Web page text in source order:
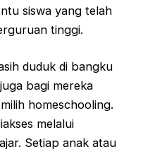
siswa yang telah
tinggi.
duduk di bangku
bagi mereka
homeschooling.
melalui
Setiap anak atau